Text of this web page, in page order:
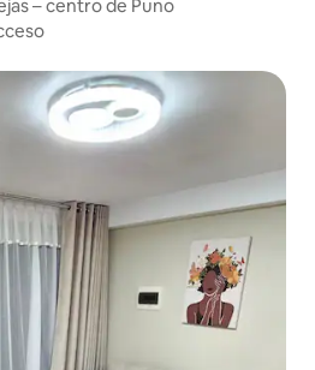
– centro de Puno